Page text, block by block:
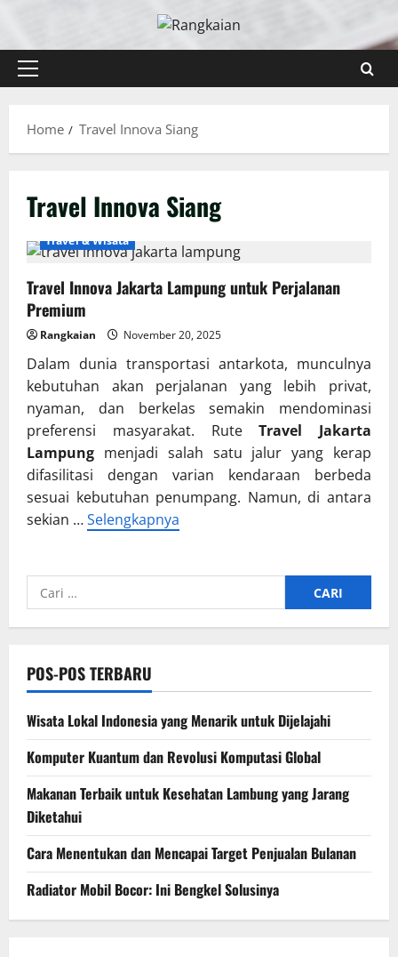
content
Primary
Home
Travel Innova Siang
Travel Innova Siang
Travel & Wisata
Travel Innova Jakarta Lampung untuk Perjalanan
Premium
Rangkaian November 20, 2025
Dalam dunia transportasi antarkota, munculnya
kebutuhan akan perjalanan yang lebih privat,
nyaman, dan berkelas semakin mendominasi
preferensi masyarakat. RuteTravel Jakarta
Lampung menjadi salah satu jalur yang kerap
difasilitasi dengan varian kendaraan berbeda
sesuai kebutuhan penumpang. Namun, di antara
sekian …Selengkapnya
Cari
untuk:
POS-POS TERBARU
Wisata Lokal Indonesia yang Menarik untuk Dijelajahi
Komputer Kuantum dan Revolusi Komputasi Global
Makanan Terbaik untuk Kesehatan Lambung yang Jarang
Diketahui
Cara Menentukan dan Mencapai Target Penjualan Bulanan
Radiator Mobil Bocor: Ini Bengkel Solusinya